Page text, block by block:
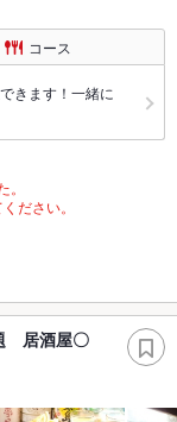
コース
きます！一緒に
ださい。
居酒屋〇